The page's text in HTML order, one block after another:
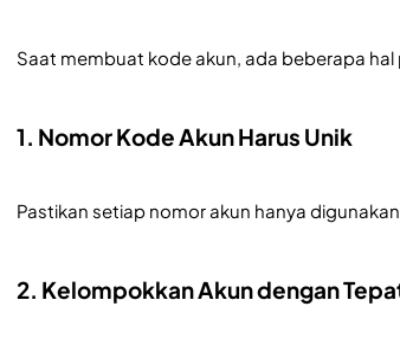
Saat membuat kode akun, ada beberapa
1. Nomor Kode Akun Harus Unik
Pastikan setiap nomor akun hanya
2. Kelompokkan Akun dengan